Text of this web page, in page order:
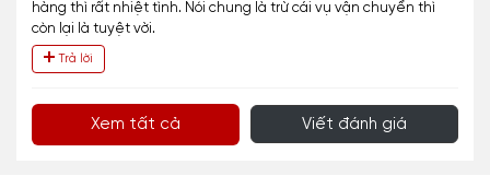
hàng thì rất nhiệt tình. Nói chung là trừ cái vụ vận chuyển thì
còn lại là tuyệt vời.
Trả lời
Xem tất cả Viết đánh giá